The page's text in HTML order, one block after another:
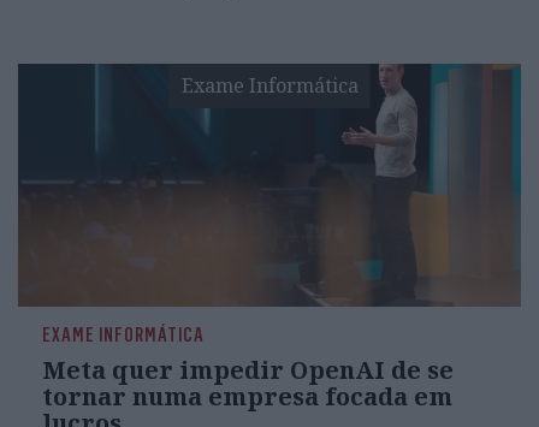
Exame Informática
EXAME INFORMÁTICA
Meta quer impedir OpenAI de se
tornar numa empresa focada em